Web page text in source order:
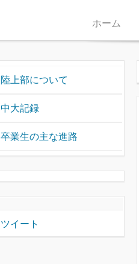
ホーム
陸上部について
中大記録
卒業生の主な進路
ツイート